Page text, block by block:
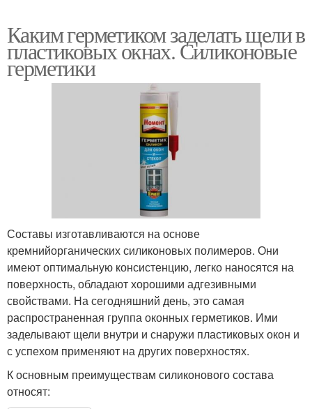
Каким герметиком заделать щели в
пластиковых окнах. Силиконовые
герметики
Составы изготавливаются на основе
кремнийорганических силиконовых полимеров. Они
имеют оптимальную консистенцию, легко наносятся на
поверхность, обладают хорошими адгезивными
свойствами. На сегодняшний день, это самая
распространенная группа оконных герметиков. Ими
заделывают щели внутри и снаружи пластиковых окон и
с успехом применяют на других поверхностях.
К основным преимуществам силиконового состава
относят: